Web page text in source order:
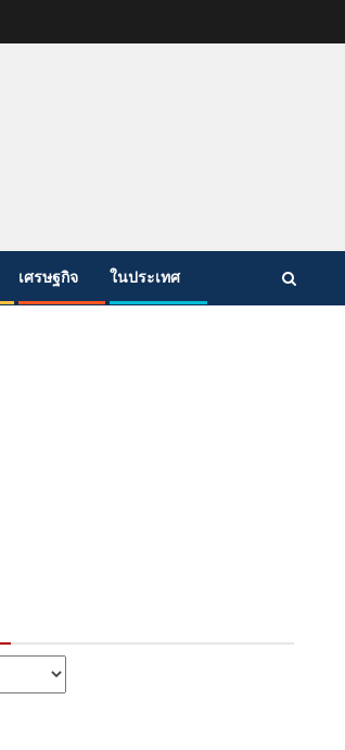
เศรษฐกิจ ในประเทศ